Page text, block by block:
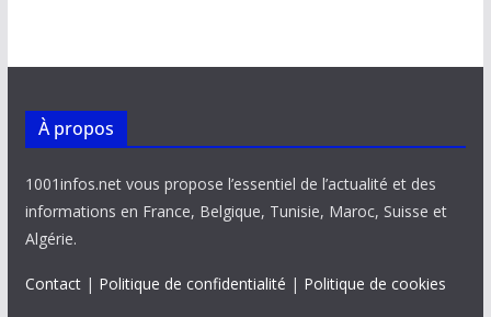
À propos
1001infos.net vous propose l’essentiel de l’actualité et des
informations en France, Belgique, Tunisie, Maroc, Suisse et
Algérie.
Contact| Politique de confidentialité | Politique de cookies